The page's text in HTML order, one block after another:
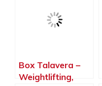
Box Talavera –
Weightlifting,